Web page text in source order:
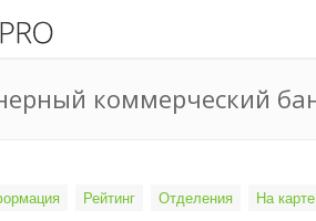
коммерческий
Рейтинг Отделения На карте